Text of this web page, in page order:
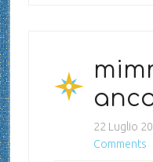
22 Luglio
Comments